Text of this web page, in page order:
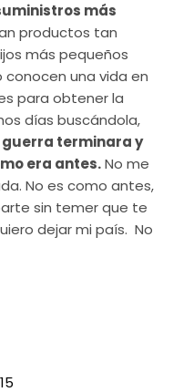
más
productos tan
más pequeños
conocen una vida en
para obtener la
días buscándola,
guerra terminara y
era antes.No me
No es como antes,
sin temer que te
dejar mi país. No